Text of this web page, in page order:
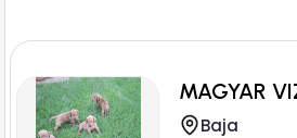
MAGYAR
Baja